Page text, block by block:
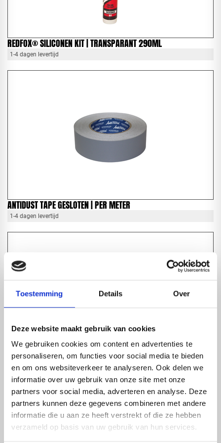
Toestemming Details Over
Deze website maakt gebruik van cookies
We gebruiken cookies om content en advertenties te
personaliseren, om functies voor social media te bieden
en om ons websiteverkeer te analyseren. Ook delen we
informatie over uw gebruik van onze site met onze
partners voor social media, adverteren en analyse. Deze
partners kunnen deze gegevens combineren met andere
informatie die u aan ze heeft verstrekt of die ze hebben
verzameld op basis van uw gebruik van hun services.
REDFOX® SILICONEN KIT | TRANSPARANT 290ML
1-4 dagen levertijd
ANTIDUST TAPE GESLOTEN | PER METER
1-4 dagen levertijd
ANTIDUST TAPE MET PERFORATIE | PER METER
1-4 dagen levertijd